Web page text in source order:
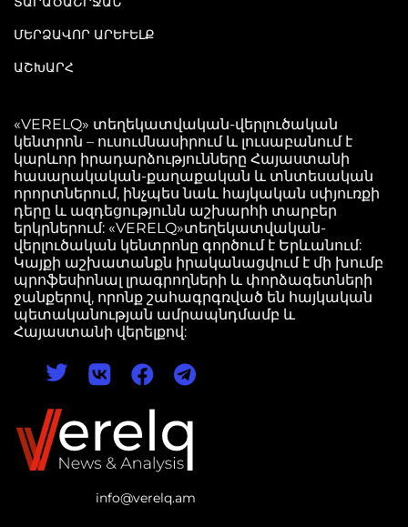
info@verelq.am
ՄԵՐՁԱՎՈՐ ԱՐԵՒԵԼՔ
ԱՇԽԱՐՀ
«VERELQ» տեղեկատվական-վերլուծական
կենտրոն – ուսումնասիրում և լուսաբանում է
կարևոր իրադարձությունները Հայաստանի
հասարակական-քաղաքական և տնտեսական
որորտներում, ինչպես նաև հայկական սփյուռքի
դերը և ազդեցությունն աշխարհի տարբեր
երկրներում: «VERELQ»տեղեկատվական-
վերլուծական կենտրոնը գործում է Երևանում:
Կայքի աշխատանքն իրականացվում է մի խումբ
պրոֆեսիոնալ լրագրողների և փորձագետների
ջանքերով, որոնք շահագրգռված են հայկական
պետականության ամրապնդմամբ և
Հայաստանի վերելքով: